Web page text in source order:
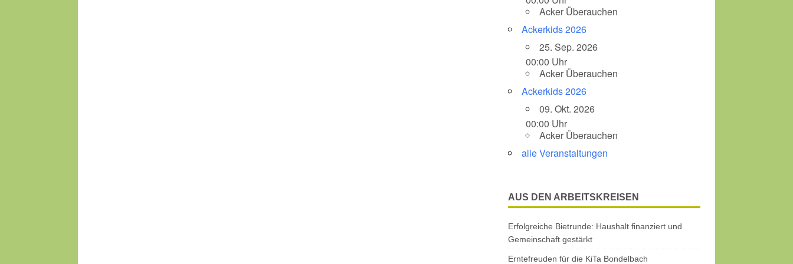
Acker Überauchen
Ackerkids 2026
25. Sep. 2026
00:00 Uhr
Acker Überauchen
Ackerkids 2026
09. Okt. 2026
00:00 Uhr
Acker Überauchen
alle Veranstaltungen
AUS DEN ARBEITSKREISEN
Erfolgreiche Bietrunde: Haushalt finanziert und
Gemeinschaft gestärkt
Erntefreuden für die KiTa Bondelbach